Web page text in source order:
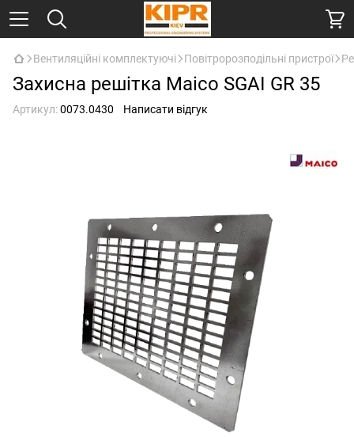
Вентиляційні комплектуючі Повітророзподільні пристрої
Захисна решітка Мaico SGAI GR 35
Артикул:0073.0430 Написати відгук